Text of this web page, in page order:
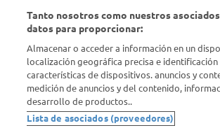
Conocenos
Info útil
Comprá Online
Tanto nosotros como nuestros
datos para proporcionar:
Almacenar o acceder a información en un
localización geográfica precisa e
características de dispositivos. anuncios y
medición de anuncios y del contenido,
desarrollo de productos..
Lista de asociados (proveedores)